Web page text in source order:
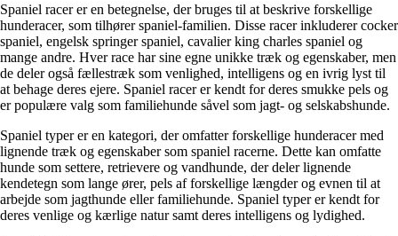
Spaniel racer er en betegnelse, der bruges til at beskrive forskellige
hunderacer, som tilhører spaniel-familien. Disse racer inkluderer cocker
spaniel, engelsk springer spaniel, cavalier king charles spaniel og
mange andre. Hver race har sine egne unikke træk og egenskaber, men
de deler også fællestræk som venlighed, intelligens og en ivrig lyst til
at behage deres ejere. Spaniel racer er kendt for deres smukke pels og
er populære valg som familiehunde såvel som jagt- og selskabshunde.
Spaniel typer er en kategori, der omfatter forskellige hunderacer med
lignende træk og egenskaber som spaniel racerne. Dette kan omfatte
hunde som settere, retrievere og vandhunde, der deler lignende
kendetegn som lange ører, pels af forskellige længder og evnen til at
arbejde som jagthunde eller familiehunde. Spaniel typer er kendt for
deres venlige og kærlige natur samt deres intelligens og lydighed.